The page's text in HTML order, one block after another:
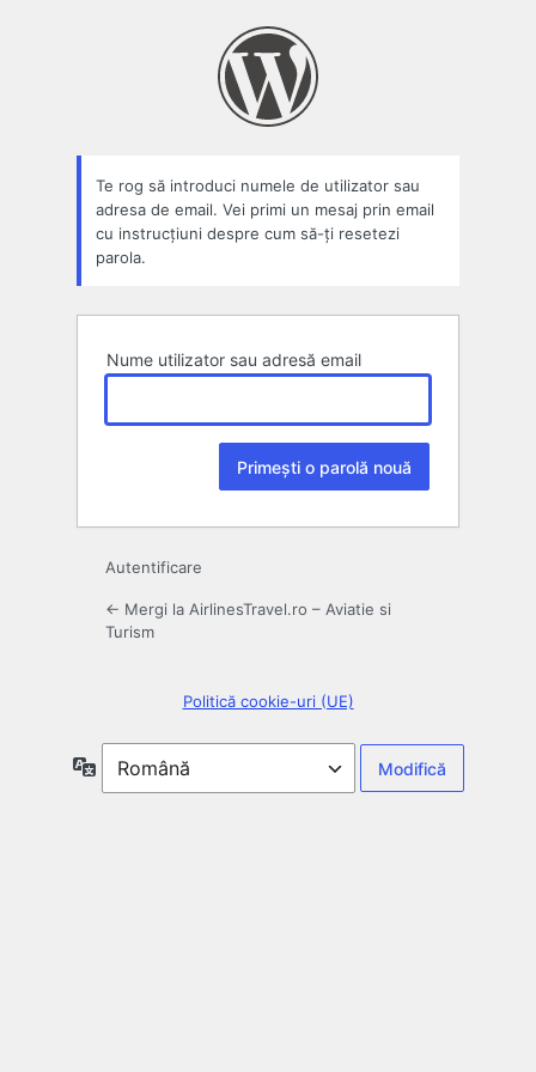
Te rog să introduci numele de utilizator sau
adresa de email. Vei primi un mesaj prin email
cu instrucțiuni despre cum să-ți resetezi
parola.
Nume utilizator sau adresă email
Autentificare
← Mergi la AirlinesTravel.ro – Aviatie si
Turism
Politică cookie-uri (UE)
Limbă